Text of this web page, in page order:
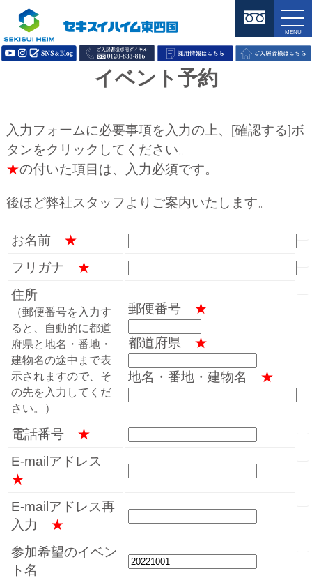
イベント予約
入力フォームに必要事項を入力の上、[確認する]ボ
タンをクリックしてください。
★の付いた項目は、入力必須です。
後ほど弊社スタッフよりご案内いたします。
お名前 ★
フリガナ ★
住所
（郵便番号を入力す
ると、自動的に都道
府県と地名・番地・
建物名の途中まで表
示されますので、そ
の先を入力してくだ
さい。）
郵便番号 ★
都道府県 ★
地名・番地・建物名 ★
電話番号 ★
E-mailアドレス
★
E-mailアドレス再
入力 ★
参加希望のイベン
ト名